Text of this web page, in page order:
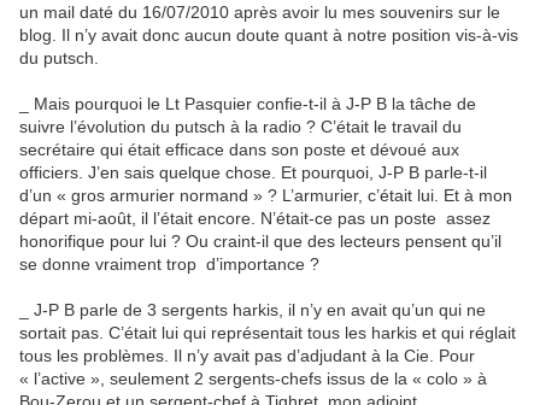
un mail daté du 16/07/2010 après avoir lu mes souvenirs sur le
blog. Il n’y avait donc aucun doute quant à notre position vis-à-vis
du putsch.
_ Mais pourquoi le Lt Pasquier confie-t-il à J-P B la tâche de
suivre l’évolution du putsch à la radio ? C’était le travail du
secrétaire qui était efficace dans son poste et dévoué aux
officiers. J’en sais quelque chose. Et pourquoi, J-P B parle-t-il
d’un « gros armurier normand » ? L’armurier, c’était lui. Et à mon
départ mi-août, il l’était encore. N’était-ce pas un poste assez
honorifique pour lui ? Ou craint-il que des lecteurs pensent qu’il
se donne vraiment trop d’importance ?
_ J-P B parle de 3 sergents harkis, il n’y en avait qu’un qui ne
sortait pas. C’était lui qui représentait tous les harkis et qui réglait
tous les problèmes. Il n’y avait pas d’adjudant à la Cie. Pour
« l’active », seulement 2 sergents-chefs issus de la « colo » à
Bou-Zerou et un sergent-chef à Tighret, mon adjoint.